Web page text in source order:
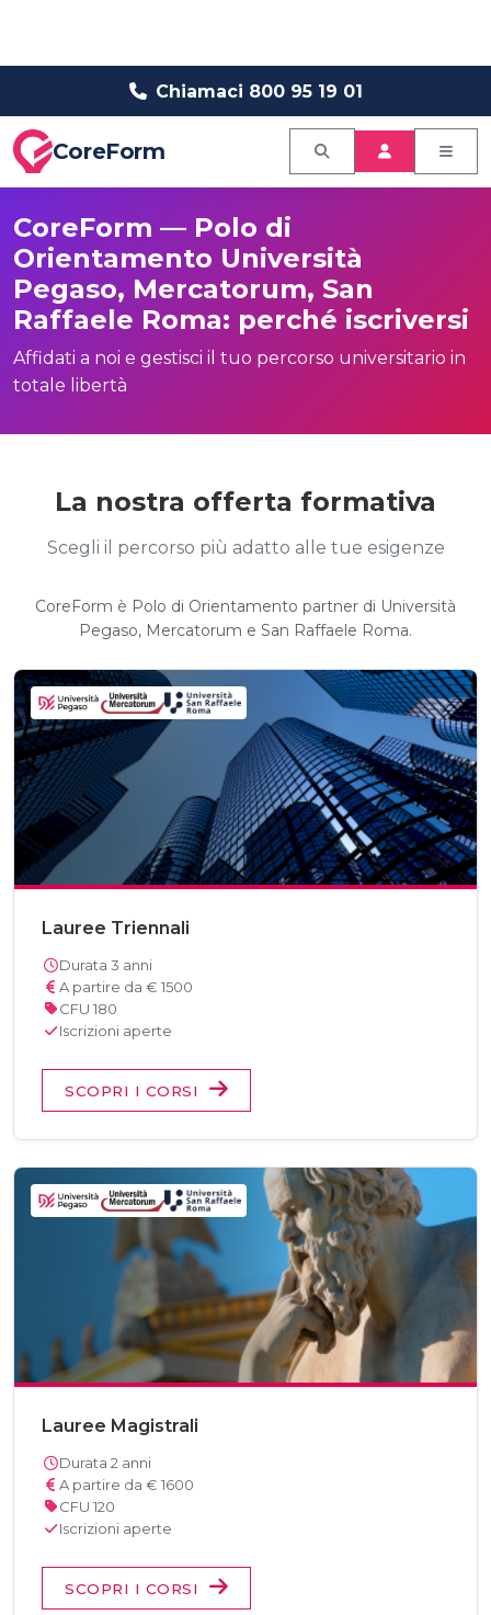
Chiamaci 800 95 19 01
CoreForm
CoreForm — Polo di
Orientamento Università
Pegaso, Mercatorum, San
Raffaele Roma: perché iscriversi
Affidati a noi e gestisci il tuo percorso universitario in
totale libertà
La nostra offerta formativa
Scegli il percorso più adatto alle tue esigenze
CoreForm è Polo di Orientamento partner di Università
Pegaso, Mercatorum e San Raffaele Roma.
Lauree Triennali
Durata 3 anni
A partire da € 1500
CFU 180
Iscrizioni aperte
SCOPRI I CORSI
Lauree Magistrali
Durata 2 anni
A partire da € 1600
CFU 120
Iscrizioni aperte
SCOPRI I CORSI